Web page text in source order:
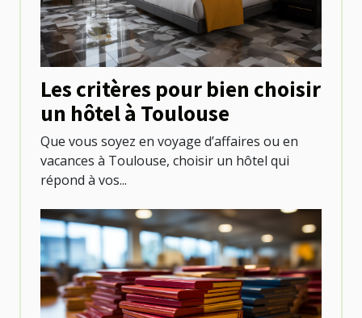
Les critères pour bien choisir
un hôtel à Toulouse
Que vous soyez en voyage d’affaires ou en
vacances à Toulouse, choisir un hôtel qui
répond à vos...